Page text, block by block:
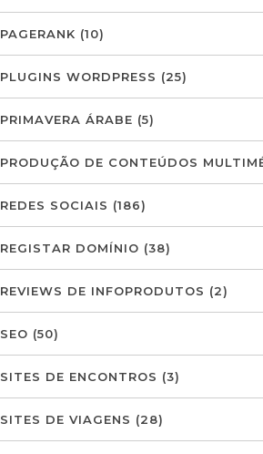
PAGERANK (10)
PLUGINS WORDPRESS (25)
PRIMAVERA ÁRABE (5)
PRODUÇÃO DE CONTEÚDOS
REDES SOCIAIS (186)
REGISTAR DOMÍNIO (38)
REVIEWS DE INFOPRODUTOS (2)
SEO (50)
SITES DE ENCONTROS (3)
SITES DE VIAGENS (28)